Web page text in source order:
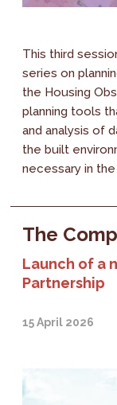
This third
series on
the Housing
planning tools
and analysis of
the built
necessary in
The
Launch of a
Partnership
15 April 2026